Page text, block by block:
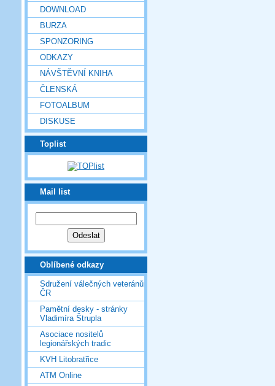
DOWNLOAD
BURZA
SPONZORING
ODKAZY
NÁVŠTĚVNÍ KNIHA
ČLENSKÁ
FOTOALBUM
DISKUSE
Toplist
Mail list
Oblíbené odkazy
Sdružení válečných veteránů
ČR
Pamětní desky - stránky
Vladimíra Štrupla
Asociace nositelů
legionářských tradic
KVH Litobratřice
ATM Online